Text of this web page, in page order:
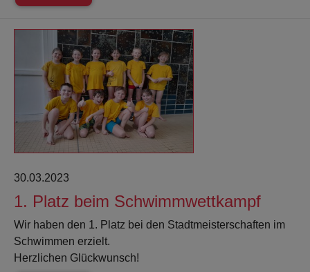
30.03.2023
1. Platz beim Schwimmwettkampf
Wir haben den 1. Platz bei den Stadtmeisterschaften im
Schwimmen erzielt.
Herzlichen Glückwunsch!